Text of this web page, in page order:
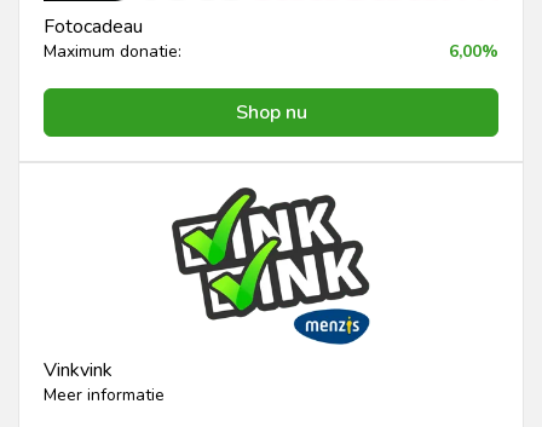
Fotocadeau
Maximum donatie: 6,00%
Shop nu
Vinkvink
Meer informatie